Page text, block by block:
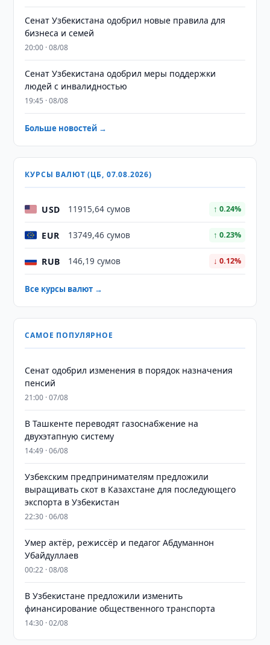
Сенат Узбекистана одобрил новые правила для
бизнеса и семей
20:00 · 08/08
Сенат Узбекистана одобрил меры поддержки
людей с инвалидностью
19:45 · 08/08
Больше новостей →
КУРСЫ ВАЛЮТ (ЦБ, 07.08.2026)
USD 11915,64 сумов ↑ 0.24%
EUR 13749,46 сумов ↑ 0.23%
RUB 146,19 сумов ↓ 0.12%
Все курсы валют →
САМОЕ ПОПУЛЯРНОЕ
Сенат одобрил изменения в порядок назначения
пенсий
21:00 · 07/08
В Ташкенте переводят газоснабжение на
двухэтапную систему
14:49 · 06/08
Узбекским предпринимателям предложили
выращивать скот в Казахстане для последующего
экспорта в Узбекистан
22:30 · 06/08
Умер актёр, режиссёр и педагог Абдуманнон
Убайдуллаев
00:22 · 08/08
В Узбекистане предложили изменить
финансирование общественного транспорта
14:30 · 02/08